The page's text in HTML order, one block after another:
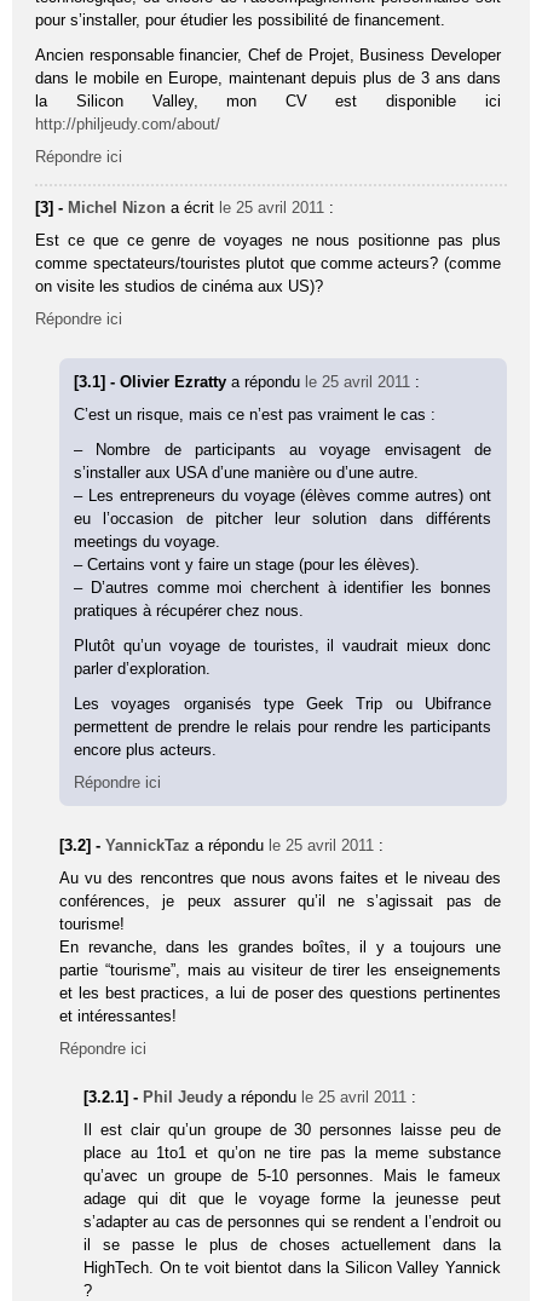
pour s’installer, pour étudier les possibilité de financement.
Ancien responsable financier, Chef de Projet, Business Developer
dans le mobile en Europe, maintenant depuis plus de 3 ans dans
la Silicon Valley, mon CV est disponible ici
http://philjeudy.com/about/
Répondre ici
[3] - Michel Nizon a écrit le 25 avril 2011 :
Est ce que ce genre de voyages ne nous positionne pas plus
comme spectateurs/touristes plutot que comme acteurs? (comme
on visite les studios de cinéma aux US)?
Répondre ici
[3.1] - Olivier Ezrattya répondu le 25 avril 2011 :
C’est un risque, mais ce n’est pas vraiment le cas :
– Nombre de participants au voyage envisagent de
s’installer aux USA d’une manière ou d’une autre.
– Les entrepreneurs du voyage (élèves comme autres) ont
eu l’occasion de pitcher leur solution dans différents
meetings du voyage.
– Certains vont y faire un stage (pour les élèves).
– D’autres comme moi cherchent à identifier les bonnes
pratiques à récupérer chez nous.
Plutôt qu’un voyage de touristes, il vaudrait mieux donc
parler d’exploration.
Les voyages organisés type Geek Trip ou Ubifrance
permettent de prendre le relais pour rendre les participants
encore plus acteurs.
Répondre ici
[3.2] -YannickTaz a répondu le 25 avril 2011 :
Au vu des rencontres que nous avons faites et le niveau des
conférences, je peux assurer qu’il ne s’agissait pas de
tourisme!
En revanche, dans les grandes boîtes, il y a toujours une
partie “tourisme”, mais au visiteur de tirer les enseignements
et les best practices, a lui de poser des questions pertinentes
et intéressantes!
Répondre ici
[3.2.1] - Phil Jeudy a répondu le 25 avril 2011 :
Il est clair qu’un groupe de 30 personnes laisse peu de
place au 1to1 et qu’on ne tire pas la meme substance
qu’avec un groupe de 5-10 personnes. Mais le fameux
adage qui dit que le voyage forme la jeunesse peut
s’adapter au cas de personnes qui se rendent a l’endroit ou
il se passe le plus de choses actuellement dans la
HighTech. On te voit bientot dans la Silicon Valley Yannick
?